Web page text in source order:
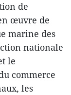
de
œuvre de
marine des
nationale
le
commerce
les